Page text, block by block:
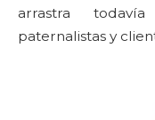
arrastra
paternalistas y